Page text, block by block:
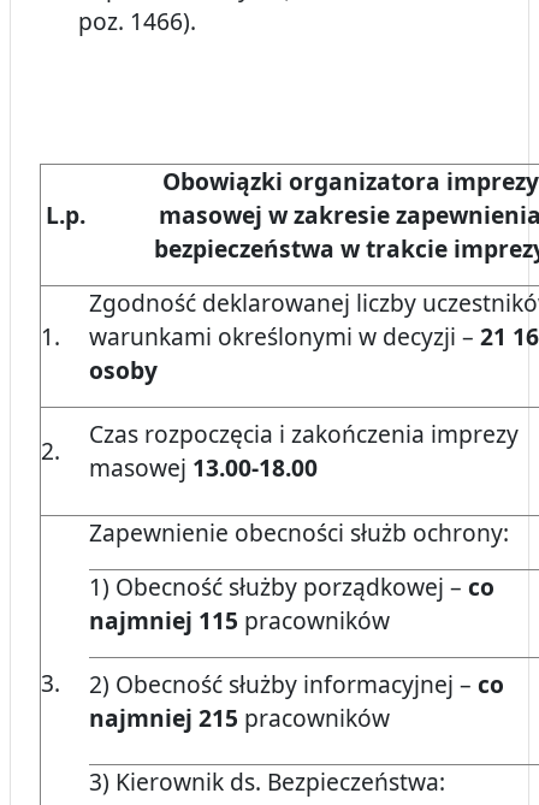
poz. 1466).
L.p.
Obowiązki organizatora imprezy
masowej w zakresie
bezpieczeństwa w trakcie
1.
Zgodność deklarowanej liczby
warunkami określonymi w decyzji – 21
osoby
2.
Czas rozpoczęcia i zakończenia imprezy
masowej 13.00-18.00
3.
Zapewnienie obecności służb ochrony:
1) Obecność służby porządkowej – co
najmniej 115 pracowników
2) Obecność służby informacyjnej – co
najmniej 215 pracowników
3) Kierownik ds. Bezpieczeństwa: